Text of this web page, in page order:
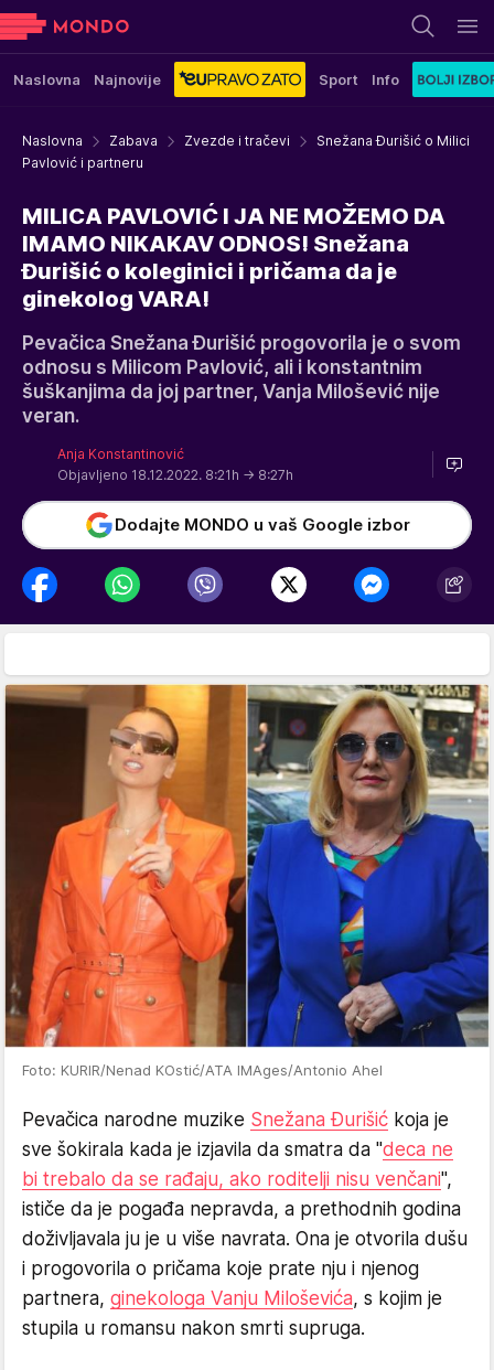
Naslovna Najnovije Sport Info
Naslovna Zabava Zvezde i tračevi
Snežana Đurišić o Milici
Pavlović i partneru
MILICA PAVLOVIĆ I JA NE MOŽEMO DA
IMAMO NIKAKAV ODNOS! Snežana
Đurišić o koleginici i pričama da je
ginekolog VARA!
Pevačica Snežana Đurišić progovorila je o svom
odnosu s Milicom Pavlović, ali i konstantnim
šuškanjima da joj partner, Vanja Milošević nije
veran.
Anja Konstantinović
Objavljeno 18.12.2022. 8:21h → 8:27h
Dodajte MONDO u vaš Google izbor
Foto: KURIR/Nenad KOstić/ATA IMAges/Antonio Ahel
Pevačica narodne muzike Snežana Đurišić koja je
sve šokirala kada je izjavila da smatra da "deca ne
bi trebalo da se rađaju, ako roditelji nisu venčani",
ističe da je pogađa nepravda, a prethodnih godina
doživljavala ju je u više navrata. Ona je otvorila dušu
i progovorila o pričama koje prate nju i njenog
partnera, ginekologa Vanju Miloševića, s kojim je
stupila u romansu nakon smrti supruga.